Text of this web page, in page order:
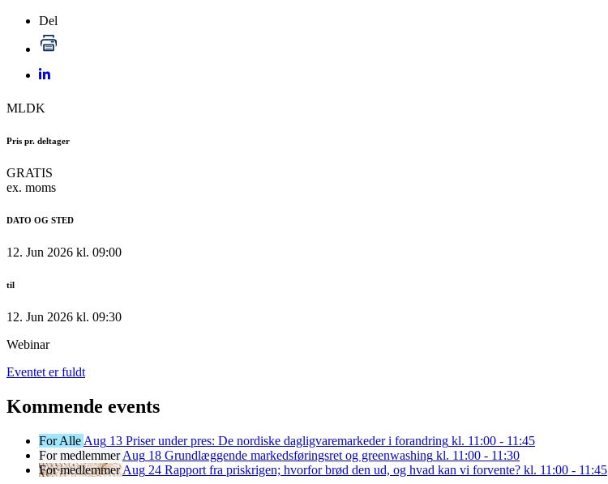
Del
MLDK
Pris pr. deltager
GRATIS
ex. moms
DATO OG STED
12. Jun 2026 kl. 09:00
til
12. Jun 2026 kl. 09:30
Webinar
Eventet er fuldt
Kommende events
For Alle Aug 13 Priser under pres: De nordiske dagligvaremarkeder i forandring kl. 11:00 - 11:45
For medlemmer Aug 18 Grundlæggende markedsføringsret og greenwashing kl. 11:00 - 11:30
For medlemmer Aug 24 Rapport fra priskrigen; hvorfor brød den ud, og hvad kan vi forvente? kl. 11:00 - 11:45